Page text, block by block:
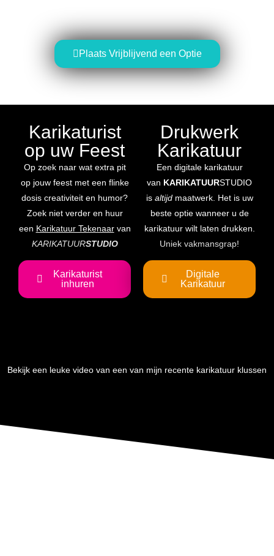
en veel hilariteit
Plaats Vrijblijvend een Optie
Karikaturist
op uw Feest
Op zoek naar wat extra pit
op jouw feest met een flinke
dosis creativiteit en humor?
Zoek niet verder en huur
een Karikatuur Tekenaarvan
KARIKATUURSTUDIO
Karikaturist
inhuren
Drukwerk
Karikatuur
Een digitale karikatuur
van KARIKATUURSTUDIO
is altijdmaatwerk. Het is uw
beste optie wanneer u de
karikatuur wilt laten drukken.
Uniek vakmansgrap!
Digitale
Karikatuur
Bekijk een leuke video van een van mijn recente karikatuur klussen